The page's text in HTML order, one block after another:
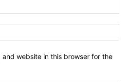
and website in this browser for the